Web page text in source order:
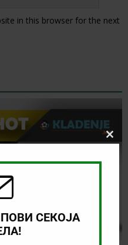
in this browser for the next
Close
СЕКОЈА